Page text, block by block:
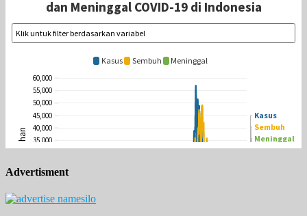
Advertisment